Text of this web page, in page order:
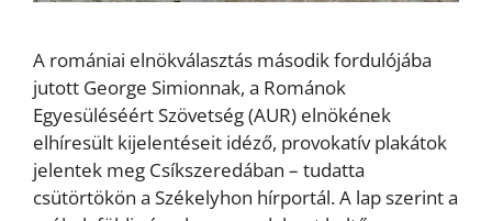
A romániai elnökválasztás második fordulójába
jutott George Simionnak, a Románok
Egyesüléséért Szövetség (AUR) elnökének
elhíresült kijelentéseit idéző, provokatív plakátok
jelentek meg Csíkszeredában – tudatta
csütörtökön a Székelyhon hírportál. A lap szerint a